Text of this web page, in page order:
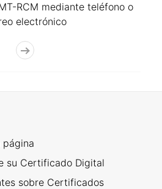
RCM mediante teléfono o
electrónico
página
su Certificado Digital
sobre Certificados